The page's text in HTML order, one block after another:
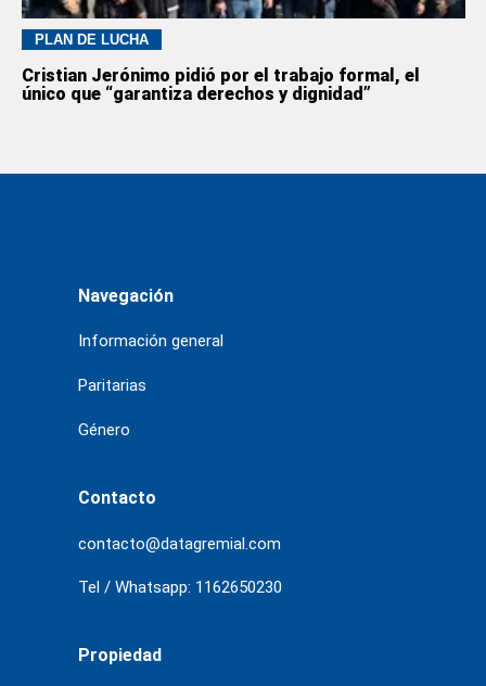
PLAN DE LUCHA
Cristian Jerónimo pidió por el trabajo formal, el
único que “garantiza derechos y dignidad”
Navegación
Información general
Paritarias
Género
Contacto
contacto@datagremial.com
Tel / Whatsapp: 1162650230
Propiedad